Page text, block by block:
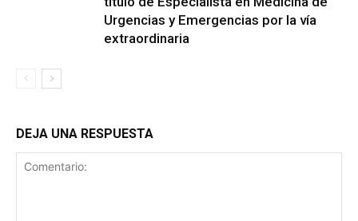
Urgencias y Emergencias por la vía
extraordinaria
DEJA UNA RESPUESTA